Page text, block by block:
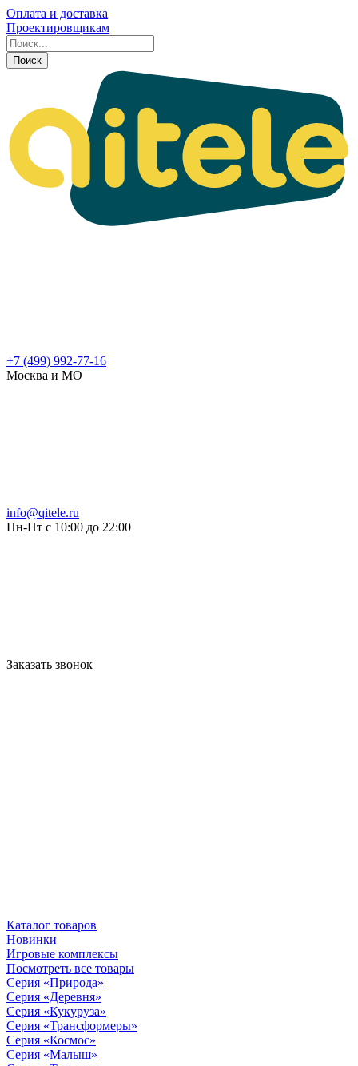
Оплата и доставка
Проектировщикам
Поиск
+7 (499) 992-77-16
Москва и МО
info@qitele.ru
Пн-Пт с 10:00 до 22:00
Заказать звонок
Каталог товаров
Новинки
Игровые комплексы
Посмотреть все товары
Серия «Природа»
Серия «Деревня»
Серия «Кукуруза»
Серия «Трансформеры»
Серия «Космос»
Серия «Малыш»